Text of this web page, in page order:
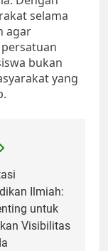
selama
agar
bukan
yang
Ilmiah:
untuk
Visibilitas